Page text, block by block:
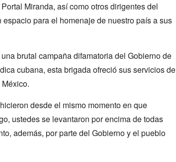
Miranda, así como otros dirigentes del
para el homenaje de nuestro país a sus
brutal campaña difamatoria del Gobierno de
cubana, esta brigada ofreció sus servicios de
desde el mismo momento en que
ustedes se levantaron por encima de todas
además, por parte del Gobierno y el pueblo